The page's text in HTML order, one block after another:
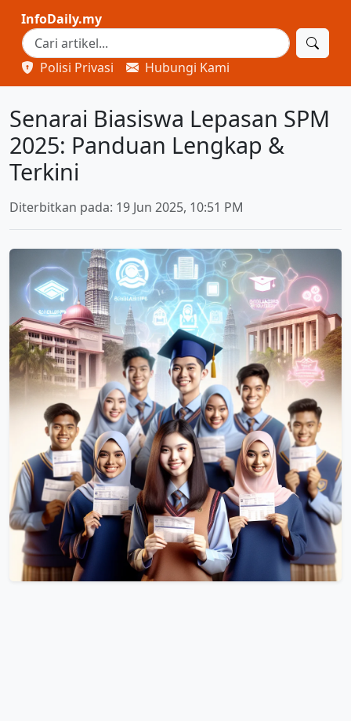
InfoDaily.my
Polisi Privasi Hubungi Kami
Senarai Biasiswa Lepasan SPM
2025: Panduan Lengkap &
Terkini
Diterbitkan pada: 19 Jun 2025, 10:51 PM